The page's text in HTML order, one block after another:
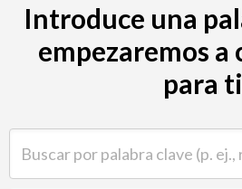
Introduce una
empezaremos a
para ti